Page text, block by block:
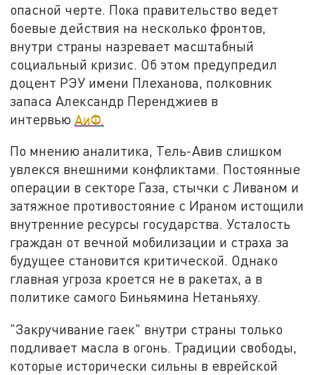
опасной черте. Пока правительство ведет
боевые действия на несколько фронтов,
внутри страны назревает масштабный
социальный кризис. Об этом предупредил
доцент РЭУ имени Плеханова, полковник
запаса Александр Перенджиев в
интервьюАиФ.
По мнению аналитика, Тель-Авив слишком
увлекся внешними конфликтами. Постоянные
операции в секторе Газа, стычки с Ливаном и
затяжное противостояние с Ираном истощили
внутренние ресурсы государства. Усталость
граждан от вечной мобилизации и страха за
будущее становится критической. Однако
главная угроза кроется не в ракетах, а в
политике самого Биньямина Нетаньяху.
"Закручивание гаек" внутри страны только
подливает масла в огонь. Традиции свободы,
которые исторически сильны в еврейской